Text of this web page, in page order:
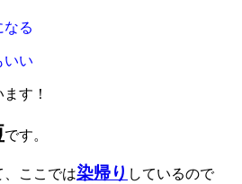
なる
いい
す！
です。
ここでは染帰り しているので